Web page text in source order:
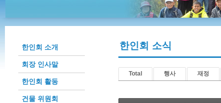
한인회 소개
회장 인사말
한인회 활동
건물 위원회
한인회 소식
Total 행사 재정